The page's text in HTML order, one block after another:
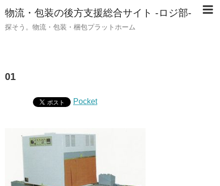
物流・包装の後方支援総合サイト -ロジ部-
探そう。物流・包装・梱包プラットホーム
01
Pocket